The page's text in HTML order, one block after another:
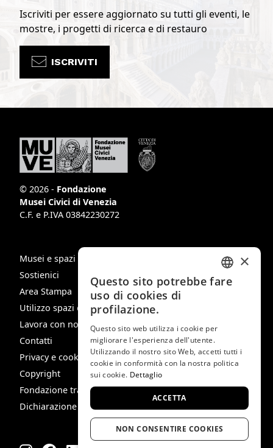
Iscriviti per essere aggiornato su tutti gli eventi, le
mostre, i progetti di ricerca e di restauro
ISCRIVITI
© 2026 - Fondazione
Musei Civici di Venezia
C.F. e P.IVA 03842230272
Musei e spazi
Sostienici
Area Stampa
Utilizzo spazi e immagini
Lavora con noi
Contatti
Privacy e cookie policy
Copyright
Fondazione trasparente
Dichiarazione di Accessibilità
ITALIAN
GERMAN
FRENCH
×
Questo sito potrebbe fare
uso di cookies di
profilazione.
Questo sito web utilizza i cookie per
migliorare l'esperienza dell'utente.
Utilizzando il nostro sito Web, accetti tutti i
cookie in conformità con la nostra politica
sui cookie. Dettaglio
ACCETTA
NON CONSENTIRE COOKIES